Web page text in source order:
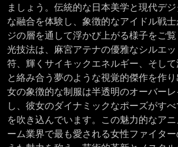
ましょう。伝統的な日本美学と現代デ
な融合を体験し、象徴的なアイドル戦
ジの層を通して浮かび上がる様子をご
光技法は、麻宮アテナの優雅なシルエ
符、輝くサイキックエネルギー、そし
と絡み合う夢のような視覚的傑作を作
女の象徴的な制服は半透明のオーバー
し、彼女のダイナミックなポーズがす
を吹き込んでいます。この魅力的なア
ーム業界で最も愛される女性ファイタ